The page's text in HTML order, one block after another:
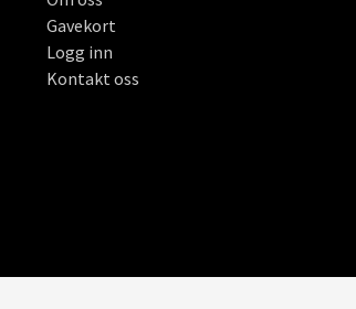
Gavekort
Logg inn
Kontakt oss